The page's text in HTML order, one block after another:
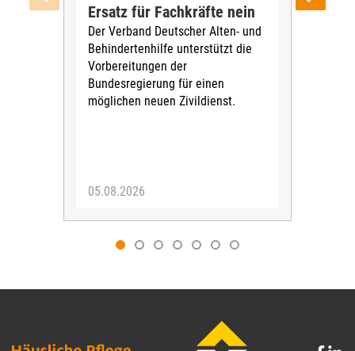
Ersatz für Fachkräfte nein
Der Verband Deutscher Alten- und
Behindertenhilfe unterstützt die
Vorbereitungen der
Bundesregierung für einen
möglichen neuen Zivildienst.
05.08.2026